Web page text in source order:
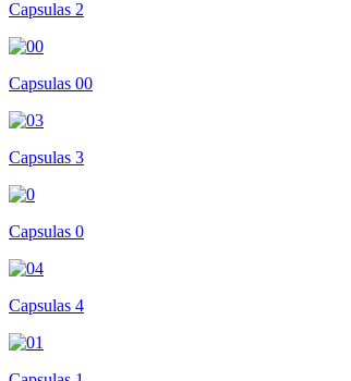
Capsulas 2
Capsulas 00
Capsulas 3
Capsulas 0
Capsulas 4